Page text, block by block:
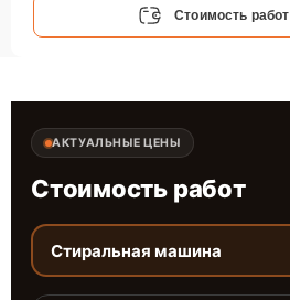
Стоимость работ
АКТУАЛЬНЫЕ ЦЕНЫ
Стоимость работ
Стиральная машина